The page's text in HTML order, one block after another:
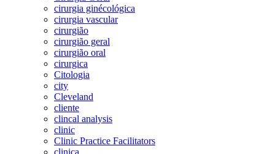
cirurgia ginécológica
cirurgia vascular
cirurgião
cirurgião geral
cirurgião oral
cirurgica
Citologia
city
Cleveland
cliente
clincal analysis
clinic
Clinic Practice Facilitators
clinica